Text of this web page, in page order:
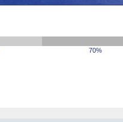
70%